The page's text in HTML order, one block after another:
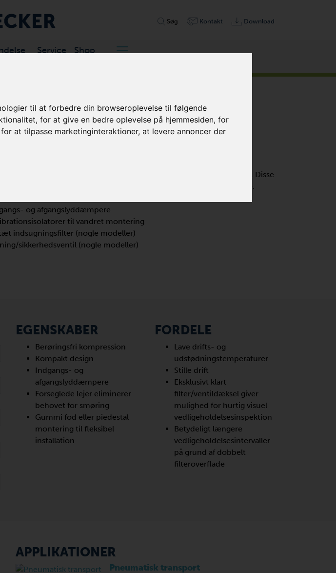
til at forbedre din browseroplevelse til følgende
, for at give en bedre oplevelse på hjemmesiden, for
at tilpasse marketinginteraktioner, at levere annoncer der
Søg Kontakt Download
Service Shop
der tilbyder høj ydeevne med 100 % oliefri og berøringsfri drift. Disse
lav vedligeholdelse, er højeffektive og kræver minimal vedligeholdelse.
og afgangslyddæmpere
til vandret montering
indsugningsfilter (nogle modeller)
sikkerhedsventil (nogle modeller)
EGENSKABER
Berøringsfri kompression
Kompakt design
Indgangs- og
afgangslyddæmpere
Forseglede lejer eliminerer
behovet for smøring
Gummi fod eller piedestal
montering til fleksibel
installation
FORDELE
Lave drifts- og
udstødningstemperaturer
Stille drift
Eksklusivt klart
filter/ventildæksel giver
mulighed for hurtig visuel
vedligeholdelsesinspektion
Betydeligt længere
vedligeholdelsesintervaller
på grund af dobbelt
filteroverflade
APPLIKATIONER
Pneumatisk transport